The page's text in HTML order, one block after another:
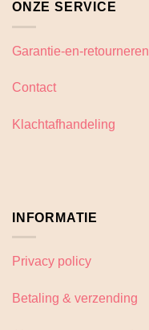
ONZE SERVICE
Garantie-en-retourneren
Contact
Klachtafhandeling
INFORMATIE
Privacy policy
Betaling & verzending